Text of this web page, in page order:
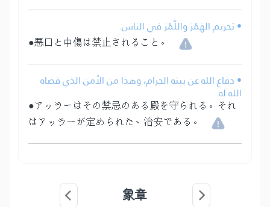
• تحريم الهَمْز واللَّمْز في الناس.
●悪口と中傷は禁止されること。
• دفاع الله عن بيته الحرام، وهذا من الأمن الذي قضاه
الله له.
●アッラーはその禁忌のある殿を守られる。それ
はアッラーが定められた、治安である。
象章